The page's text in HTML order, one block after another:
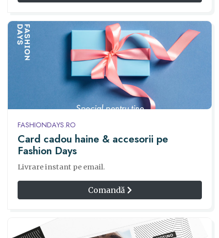
FASHIONDAYS.RO
Card cadou haine & accesorii pe
Fashion Days
Livrare instant pe email.
Comandă